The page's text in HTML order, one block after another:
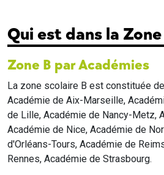
Qui est dans la Zone
Zone B par Académies
La zone scolaire B est constituée
Académie de Aix-Marseille,
de Lille, Académie de Nancy-Metz,
Académie de Nice, Académie de
d'Orléans-Tours, Académie de
Rennes, Académie de Strasbourg.